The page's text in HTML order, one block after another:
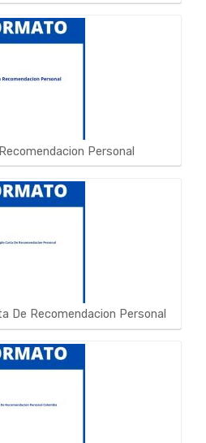
Personal
De Recomendacion Personal